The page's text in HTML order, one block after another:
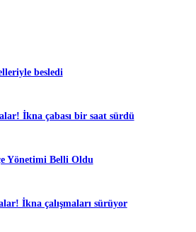
besledi
İkna çabası bir saat sürdü
Yönetimi Belli Oldu
İkna çalışmaları sürüyor